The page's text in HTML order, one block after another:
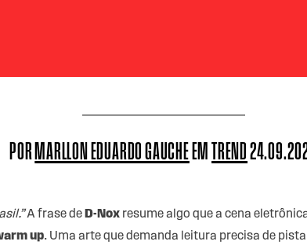
PORMARLLON EDUARDO GAUCHEEMTREND
A frase de D-Nox resume algo que a cena
up. Uma arte que demanda leitura precisa de